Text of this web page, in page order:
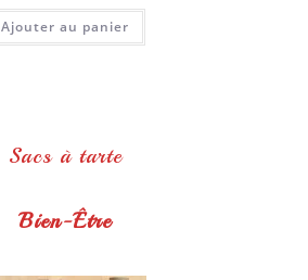
Ajouter au panier
Sacs à tarte
Bien-Être